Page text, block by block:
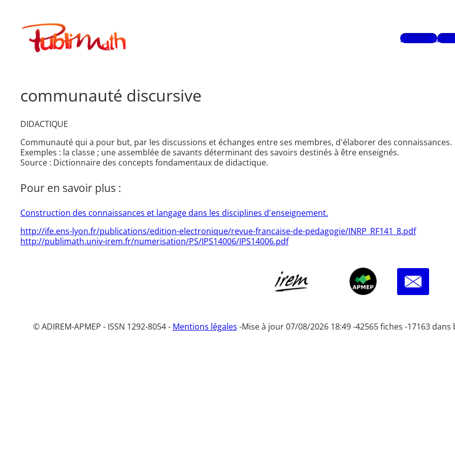
contenuPublimath
Mots-clés
communauté discursive
DIDACTIQUE
Communauté qui a pour but, par les discussions et échanges entre ses membres, d'élaborer des connaissances.
Exemples : la classe ; une assemblée de savants déterminant des savoirs destinés à être enseignés.
Source : Dictionnaire des concepts fondamentaux de didactique.
Pour en savoir plus :
Construction des connaissances et langage dans les disciplines d'enseignement.
http://ife.ens-lyon.fr/publications/edition-electronique/revue-francaise-de-pedagogie/INRP_RF141_8.pdf
http://publimath.univ-irem.fr/numerisation/PS/IPS14006/IPS14006.pdf
© ADIREM-APMEP - ISSN 1292-8054 - Mentions légales -Mise à jour 07/08/2026 18:49 -42565 fiches -17163